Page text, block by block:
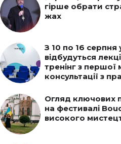
гірше обрати
жах
З 10 по 16 серпня
відбудуться
тренінг з
консультації з
Огляд ключових
на фестивалі
високого